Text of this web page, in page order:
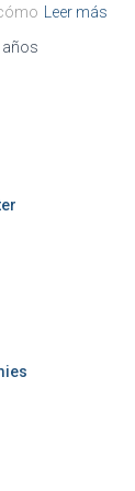
Leer más
años